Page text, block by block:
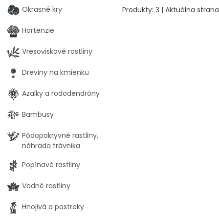
Produkty: 3 | Aktuálna
Okrasné kry
Hortenzie
Vresoviskové rastliny
Dreviny na kmienku
Azalky a rododendróny
Bambusy
Pôdopokryvné rastliny,
náhrada trávnika
Popínavé rastliny
Vodné rastliny
Hnojivá a postreky